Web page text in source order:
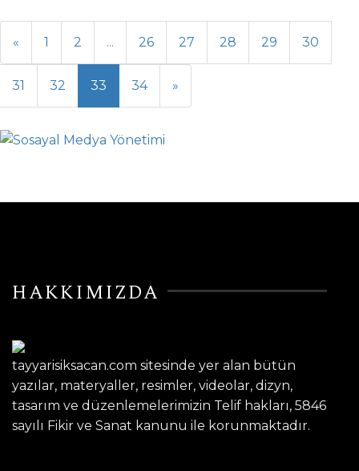
« 1 2 ... 26 27 28 29 30
31 32 33 34 »
HAKKIMIZDA
tayyarisiksacan.com sitesinde yer alan bütün
yazılar, materyaller, resimler, videolar, dizyn,
tasarım ve düzenlemelerimizin Telif hakları, 5846
sayılı Fikir ve Sanat kanunu ile korunmaktadır.